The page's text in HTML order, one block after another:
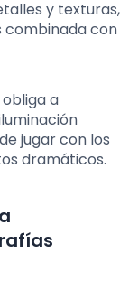
y texturas,
combinada con
a
jugar con los
dramáticos.